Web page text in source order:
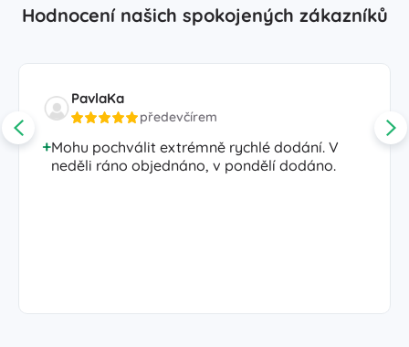
Hodnocení našich spokojených zákazníků
PavlaKa
předevčírem
Mohu pochválit extrémně rychlé dodání. V
neděli ráno objednáno, v pondělí dodáno.